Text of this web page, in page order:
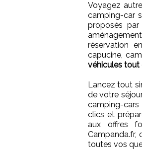
Voyagez
camping-car
proposés par
réservation
capucine,
véhicules
Lancez tout
de votre
camping-cars
clics et
aux offres
Campanda.fr,
toutes vos